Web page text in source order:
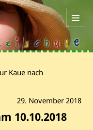
Kaue nach
29. November 2018
10.10.2018